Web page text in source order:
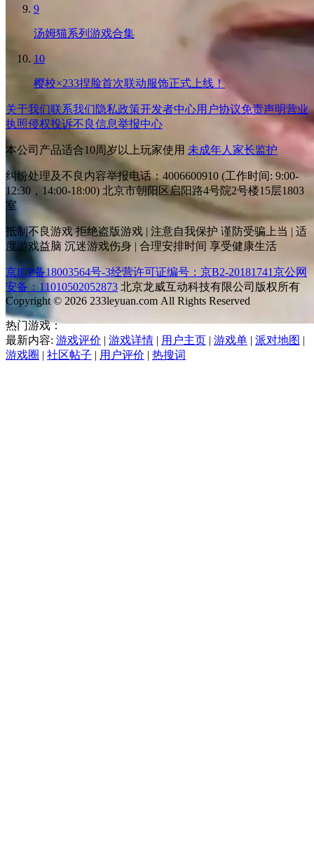
9
汤姆猫系列游戏合集
10
樱校×233捏脸首次联动服饰正式上线！
关于我们联系我们隐私政策开发者中心用户协议免责声明营业
执照侵权投诉不良信息举报中心
本公司产品适合10周岁以上玩家使用 未成年人家长监护
纠纷处理及不良内容举报电话：4006600910 (工作时间: 9:00-
12:30，14:00-18:00) 北京市朝阳区启阳路4号院2号楼15层1803
室
抵制不良游戏 拒绝盗版游戏 | 注意自我保护 谨防受骗上当 | 适
度游戏益脑 沉迷游戏伤身 | 合理安排时间 享受健康生活
京ICP备18003564号-3经营许可证编号：京B2-20181741京公网
安备：11010502052873 北京龙威互动科技有限公司版权所有
Copyright © 2026 233leyuan.com All Rights Reserved
热门游戏：
最新内容: 游戏评价 | 游戏详情 | 用户主页 | 游戏单 | 派对地图 |
游戏圈 | 社区帖子 | 用户评价 | 热搜词